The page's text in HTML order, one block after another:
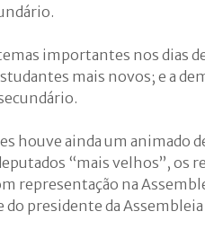
importantes nos dias
mais novos; e a
houve ainda um animado
“mais velhos”, os
representação na
do presidente da